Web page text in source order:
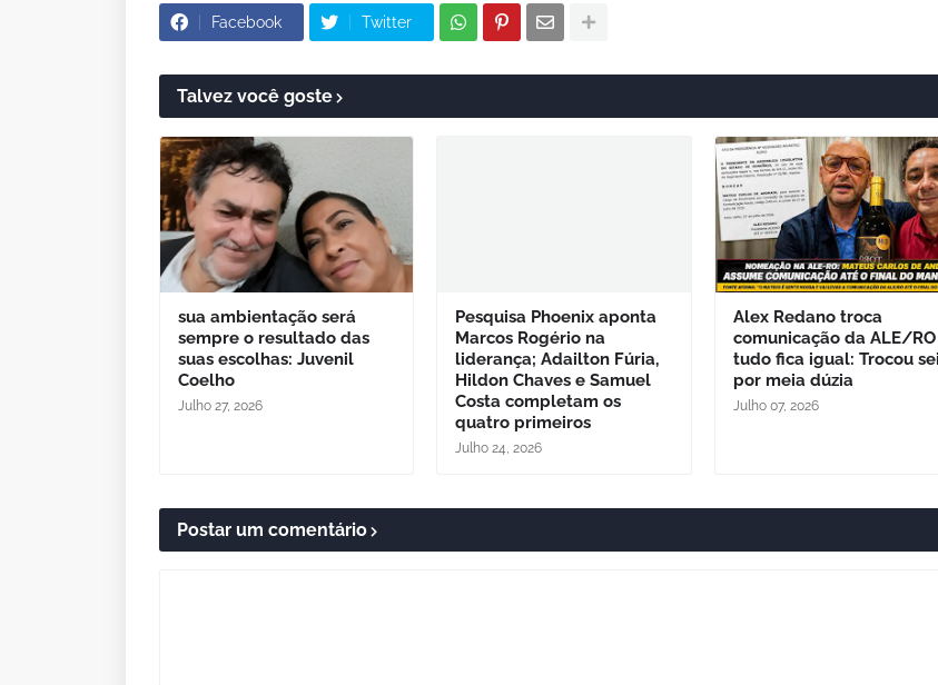
Facebook Twitter
Talvez você goste
sua ambientação será
sempre o resultado das
suas escolhas: Juvenil
Coelho
Julho 27, 2026
Pesquisa Phoenix aponta
Marcos Rogério na
liderança; Adailton Fúria,
Hildon Chaves e Samuel
Costa completam os
quatro primeiros
Julho 24, 2026
Alex Redano troca
comunicação da ALE/
tudo fica igual: Trocou
por meia dúzia
Julho 07, 2026
Postar um comentário